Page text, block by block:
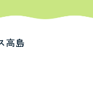
高島